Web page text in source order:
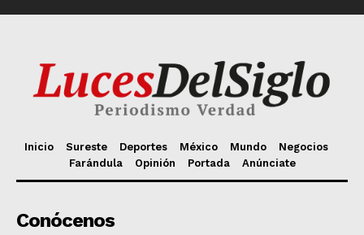
Inicio Sureste Deportes México Mundo
Negocios
Farándula
Opinión Portada Anúnciate
Conócenos